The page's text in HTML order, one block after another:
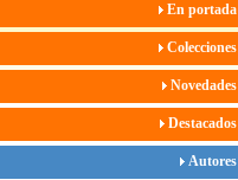
En portada
Colecciones
Novedades
Destacados
Autores